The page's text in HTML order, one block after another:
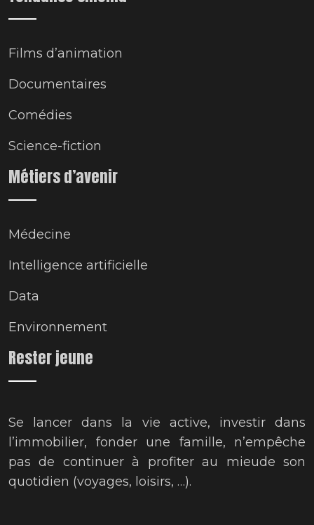
Films d’animation
Documentaires
Comédies
Science-fiction
Métiers d’avenir
Médecine
Intelligence artificielle
Data
Environnement
Rester jeune
Se lancer dans la vie active, investir dans
l’immobilier, fonder une famille, n’empêche
pas de continuer à profiter au mieude son
quotidien (voyages, loisirs, …).